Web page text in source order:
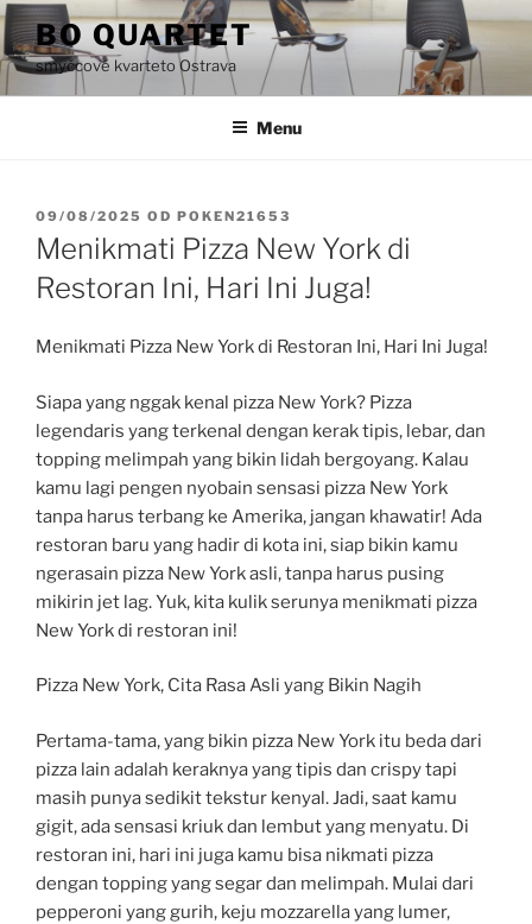
Přejít
k
obsahu
webu
BO QUARTET
smyčcové kvarteto Ostrava
Menu
PUBLIKOVÁNO
09/08/2025 OD POKEN21653
Menikmati Pizza New York di
Restoran Ini, Hari Ini Juga!
Menikmati Pizza New York di Restoran Ini, Hari Ini Juga!
Siapa yang nggak kenal pizza New York? Pizza
legendaris yang terkenal dengan kerak tipis, lebar, dan
topping melimpah yang bikin lidah bergoyang. Kalau
kamu lagi pengen nyobain sensasi pizza New York
tanpa harus terbang ke Amerika, jangan khawatir! Ada
restoran baru yang hadir di kota ini, siap bikin kamu
ngerasain pizza New York asli, tanpa harus pusing
mikirin jet lag. Yuk, kita kulik serunya menikmati pizza
New York di restoran ini!
Pizza New York, Cita Rasa Asli yang Bikin Nagih
Pertama-tama, yang bikin pizza New York itu beda dari
pizza lain adalah keraknya yang tipis dan crispy tapi
masih punya sedikit tekstur kenyal. Jadi, saat kamu
gigit, ada sensasi kriuk dan lembut yang menyatu. Di
restoran ini, hari ini juga kamu bisa nikmati pizza
dengan topping yang segar dan melimpah. Mulai dari
pepperoni yang gurih, keju mozzarella yang lumer,